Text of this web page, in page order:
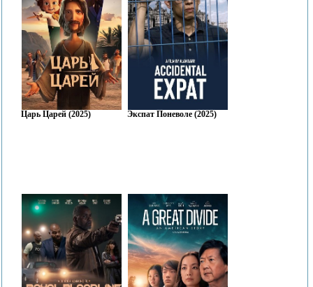
Царь Царей (2025) Экспат Поневоле (2025)